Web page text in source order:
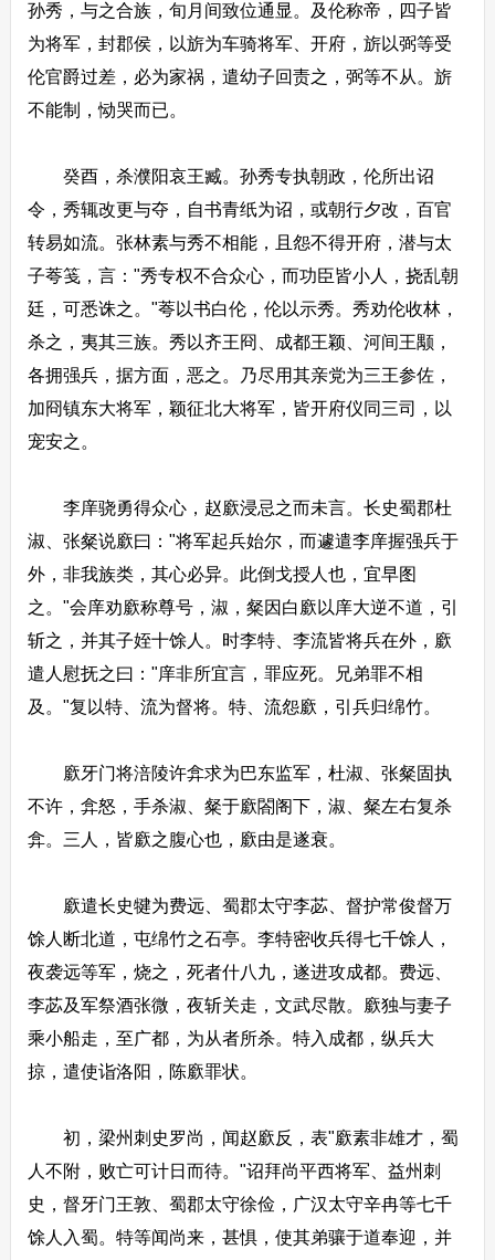
孙秀，与之合族，旬月间致位通显。及伦称帝，四子皆
为将军，封郡侯，以旂为车骑将军、开府，旂以弼等受
伦官爵过差，必为家祸，遣幼子回责之，弼等不从。旂
不能制，恸哭而已。
癸酉，杀濮阳哀王臧。孙秀专执朝政，伦所出诏
令，秀辄改更与夺，自书青纸为诏，或朝行夕改，百官
转易如流。张林素与秀不相能，且怨不得开府，潜与太
子荂笺，言："秀专权不合众心，而功臣皆小人，挠乱朝
廷，可悉诛之。"荂以书白伦，伦以示秀。秀劝伦收林，
杀之，夷其三族。秀以齐王冏、成都王颖、河间王颙，
各拥强兵，据方面，恶之。乃尽用其亲党为三王参佐，
加冏镇东大将军，颖征北大将军，皆开府仪同三司，以
宠安之。
李庠骁勇得众心，赵廞浸忌之而未言。长史蜀郡杜
淑、张粲说廞曰："将军起兵始尔，而遽遣李庠握强兵于
外，非我族类，其心必异。此倒戈授人也，宜早图
之。"会庠劝廞称尊号，淑，粲因白廞以庠大逆不道，引
斩之，并其子姪十馀人。时李特、李流皆将兵在外，廞
遣人慰抚之曰："庠非所宜言，罪应死。兄弟罪不相
及。"复以特、流为督将。特、流怨廞，引兵归绵竹。
廞牙门将涪陵许弇求为巴东监军，杜淑、张粲固执
不许，弇怒，手杀淑、粲于廞閤阁下，淑、粲左右复杀
弇。三人，皆廞之腹心也，廞由是遂衰。
廞遣长史犍为费远、蜀郡太守李苾、督护常俊督万
馀人断北道，屯绵竹之石亭。李特密收兵得七千馀人，
夜袭远等军，烧之，死者什八九，遂进攻成都。费远、
李苾及军祭酒张微，夜斩关走，文武尽散。廞独与妻子
乘小船走，至广都，为从者所杀。特入成都，纵兵大
掠，遣使诣洛阳，陈廞罪状。
初，梁州刺史罗尚，闻赵廞反，表"廞素非雄才，蜀
人不附，败亡可计日而待。"诏拜尚平西将军、益州刺
史，督牙门王敦、蜀郡太守徐俭，广汉太守辛冉等七千
馀人入蜀。特等闻尚来，甚惧，使其弟骧于道奉迎，并